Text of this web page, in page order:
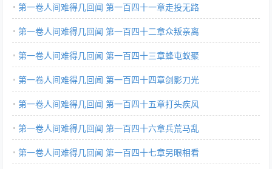
第一卷人间难得几回闻 第一百四十一章走投无路
第一卷人间难得几回闻 第一百四十二章众叛亲离
第一卷人间难得几回闻 第一百四十三章蜂屯蚁聚
第一卷人间难得几回闻 第一百四十四章剑影刀光
第一卷人间难得几回闻 第一百四十五章打头疾风
第一卷人间难得几回闻 第一百四十六章兵荒马乱
第一卷人间难得几回闻 第一百四十七章另眼相看